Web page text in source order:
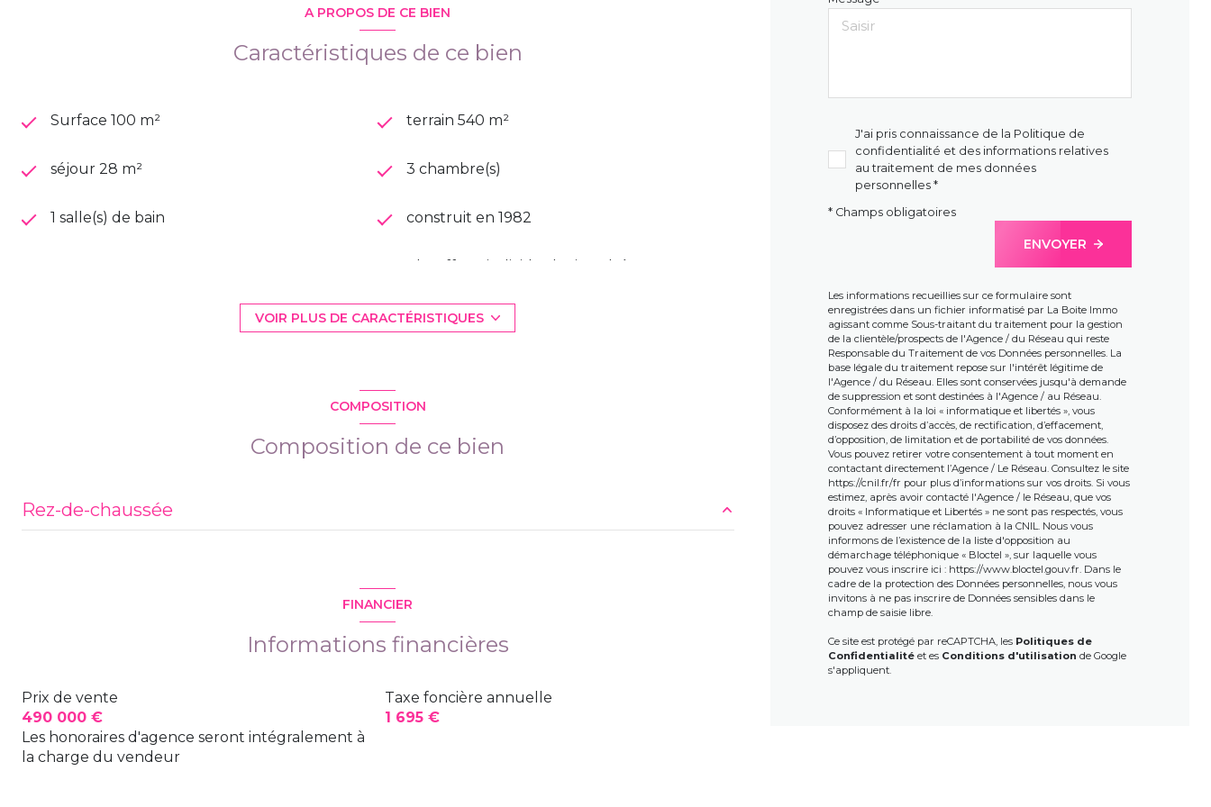
A PROPOS DE CE BIEN
Caractéristiques de ce bien
Surface 100 m² terrain 540 m²
séjour 28 m² 3 chambre(s)
1 salle(s) de bain construit en 1982
Chauffage individuel : air pulsé
exposition Sud-Ouest
interphone
VOIR PLUS DE CARACTÉRISTIQUES
COMPOSITION
Composition de ce bien
Rez-de-chaussée
chambre
chambre
salle de bain
FINANCIER
Informations financières
Prix de vente
490 000 €
Les honoraires d'agence seront intégralement à
la charge du vendeur
Taxe foncière annuelle
1 695 €
J'ai pris connaissance de la Politique de
confidentialité et des informations relatives
au traitement de mes données
personnelles *
* Champs obligatoires
ENVOYER
Les informations recueillies sur ce formulaire sont
enregistrées dans un fichier informatisé par La Boite Immo
agissant comme Sous-traitant du traitement pour la gestion
de la clientèle/prospects de l'Agence / du Réseau qui reste
Responsable du Traitement de vos Données personnelles. La
base légale du traitement repose sur l'intérêt légitime de
l'Agence / du Réseau. Elles sont conservées jusqu'à demande
de suppression et sont destinées à l'Agence / au Réseau.
Conformément à la loi « informatique et libertés », vous
disposez des droits d’accès, de rectification, d’effacement,
d’opposition, de limitation et de portabilité de vos données.
Vous pouvez retirer votre consentement à tout moment en
contactant directement l’Agence / Le Réseau. Consultez le site
https://cnil.fr/fr pour plus d’informations sur vos droits. Si vous
estimez, après avoir contacté l'Agence / le Réseau, que vos
droits « Informatique et Libertés » ne sont pas respectés, vous
pouvez adresser une réclamation à la CNIL. Nous vous
informons de l’existence de la liste d'opposition au
démarchage téléphonique « Bloctel », sur laquelle vous
pouvez vous inscrire ici : https://www.bloctel.gouv.fr . Dans le
cadre de la protection des Données personnelles, nous vous
invitons à ne pas inscrire de Données sensibles dans le
champ de saisie libre.
Ce site est protégé par reCAPTCHA, les Politiques de
Confidentialitéet es Conditions d'utilisation de Google
s'appliquent.